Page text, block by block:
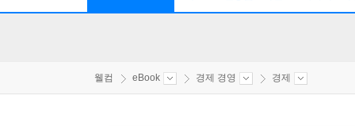
웰컴 eBook 경제 경영 경제